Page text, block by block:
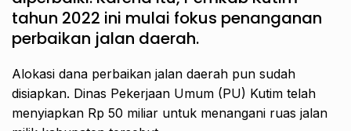
tahun 2022 ini mulai fokus penanganan
perbaikan jalan daerah.
Alokasi dana perbaikan jalan daerah pun sudah
disiapkan. Dinas Pekerjaan Umum (PU) Kutim telah
menyiapkan Rp 50 miliar untuk menangani ruas jalan